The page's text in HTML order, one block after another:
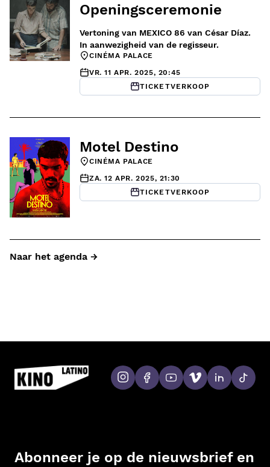
Openingsceremonie
Vertoning van MEXICO 86 van César Díaz.
In aanwezigheid van de regisseur.
CINÉMA PALACE
VR. 11 APR. 2025, 20:45
TICKETVERKOOP
Motel Destino
CINÉMA PALACE
ZA. 12 APR. 2025, 21:30
TICKETVERKOOP
Naar het agenda →
Abonneer je op de nieuwsbrief en